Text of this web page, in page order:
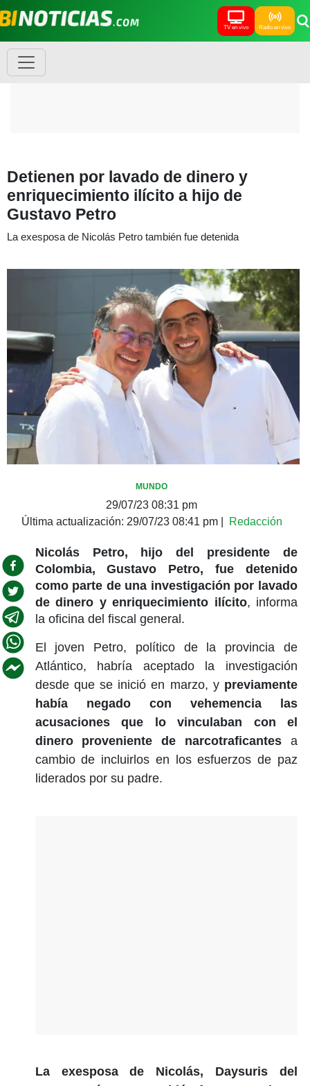
TV en vivo Radio en vivo
Detienen por lavado de dinero y
enriquecimiento ilícito a hijo de
Gustavo Petro
La exesposa de Nicolás Petro también fue detenida
MUNDO
29/07/23 08:31 pm
Última actualización: 29/07/23 08:41 pm| Redacción
Nicolás Petro, hijo del presidente de
Colombia, Gustavo Petro, fue detenido
como parte de una investigación por lavado
de dinero y enriquecimiento ilícito, informa
la oficina del fiscal general.
El joven Petro, político de la provincia de
Atlántico, habría aceptado la investigación
desde que se inició en marzo, y previamente
había negado con vehemencia las
acusaciones que lo vinculaban con el
dinero proveniente de narcotraficantes a
cambio de incluirlos en los esfuerzos de paz
liderados por su padre.
La exesposa de Nicolás, Daysuris del